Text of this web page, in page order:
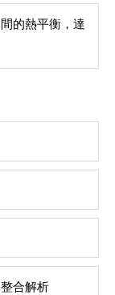
的熱平衡，達
合解析